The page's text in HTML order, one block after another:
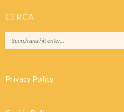
CERCA
Privacy Policy